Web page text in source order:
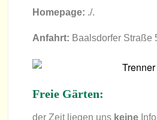
Home­page: ./.
Anfahrt: Baals­dor­fer Straße
Freie Gär­ten:
der Zeit lie­gen uns keine